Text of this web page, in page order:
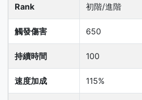
Rank 初階/進階
觸發傷害 650
持續時間 100
速度加成 115%